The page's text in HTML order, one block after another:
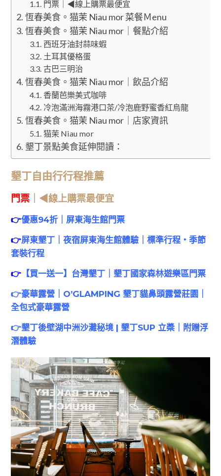
門票｜◀線上購票最便宜
恆春美食。猫茉 Niau mor 菜餐Ｍenu
恆春美食。猫茉 Niau mor｜餐點介紹
西班牙油封蒜味蝦
土耳其優格蛋
古巴三明治
恆春美食。猫茉 Niau mor｜飲品介紹
香蘭芭樂美式咖啡
冷泡滿洲海霧港口茶/冷泡鹿野蜜香紅烏龍
恆春美食。猫茉 Niau mor｜店家資訊
猫茉 Niau mor
墾丁景點美食延伸閱讀：
墾丁自由行行程推薦
門票 ｜◀線上購票最便宜
👉優惠94折｜屏東海生館門票
👉屏東墾丁｜夜宿屏東海生館體驗｜標準行程・季節
套裝行程
👉 【買一送一】台灣墾丁｜墾丁國家森林遊樂區門票
👉豪華露營｜O’GLAMPING 墾丁貓鼻頭露營莊園｜
全包式豪華露營
👉墾丁後壁湖中洲沙灘秘境 | 墾丁SUP 立槳｜附贈浮
潛體驗